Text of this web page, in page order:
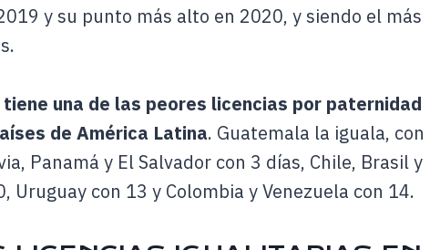
y su punto más alto en 2020, y siendo el más
una de las peores licencias por paternidad
de América Latina. Guatemala la iguala, con
Panamá y El Salvador con 3 días, Chile, Brasil y
Uruguay con 13 y Colombia y Venezuela con 14.